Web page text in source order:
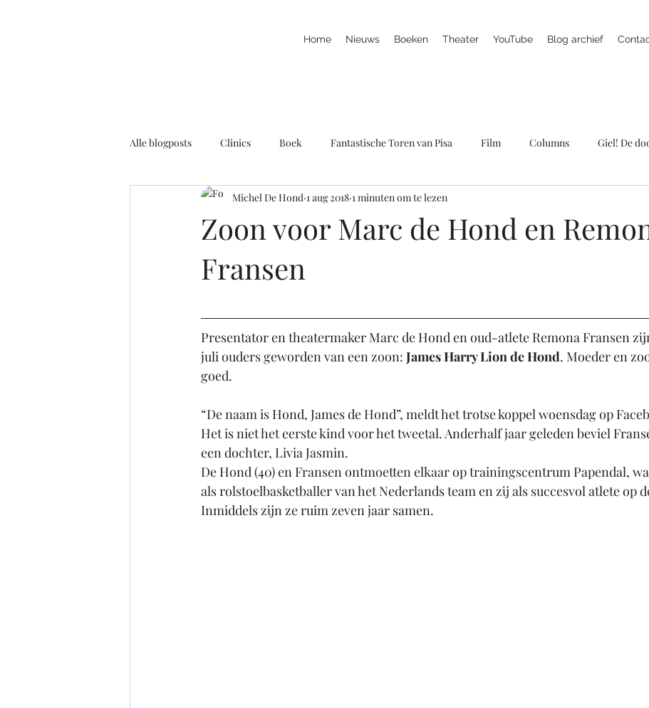
Home Nieuws Boeken Theater YouTube Blog archief
Alle blogposts Clinics Boek Fantastische Toren van Pisa Film Columns Giel! De
Leuke filmpjes Nieuws Marc is ziek
Rolstoelbasketbal
Zoon voor Marc de Hond en
Fransen
Michel De Hond 1 aug 2018 1 minuten om te lezen
Presentator en theatermaker Marc de Hond en oud-atlete Remona Fransen
juli ouders geworden van een zoon: James Harry Lion de Hond. Moeder en
goed.
“De naam is Hond, James de Hond”, meldt het trotse koppel woensdag op
Het is niet het eerste kind voor het tweetal. Anderhalf jaar geleden beviel
een dochter, Livia Jasmin.
De Hond (40) en Fransen ontmoetten elkaar op trainingscentrum Papendal,
als rolstoelbasketballer van het Nederlands team en zij als succesvol atlete op
Inmiddels zijn ze ruim zeven jaar samen.